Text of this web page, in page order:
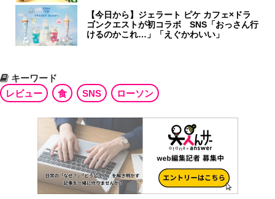
【今日から】ジェラート ピケ カフェ×ドラ
ゴンクエストが初コラボ SNS「おっさん行
けるのかこれ…」「えぐかわいい」
キーワード
レビュー
食 SNS ローソン